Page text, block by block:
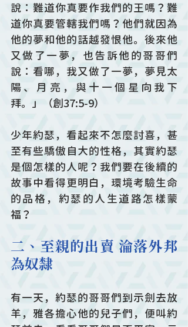
說：難道你真要作我們的王嗎？難
道你真要管轄我們嗎？他們就因為
他的夢和他的話越發恨他。後來他
又做了一夢，也告訴他的哥哥們
說：看哪，我又做了一夢，夢見太
陽、月亮，與十一個星向我下
拜。」（創37:5-9）
少年約瑟，看起來不怎麼討喜，甚
至有些驕傲自大的性格，其實約瑟
是個怎樣的人呢？我們要在後續的
故事中看得更明白，環境考驗生命
的品格，約瑟的人生道路怎樣蒙
福？
二、至親的出賣 淪落外邦
為奴隸
有一天，約瑟的哥哥們到示劍去放
羊，雅各擔心他的兒子們，便叫約